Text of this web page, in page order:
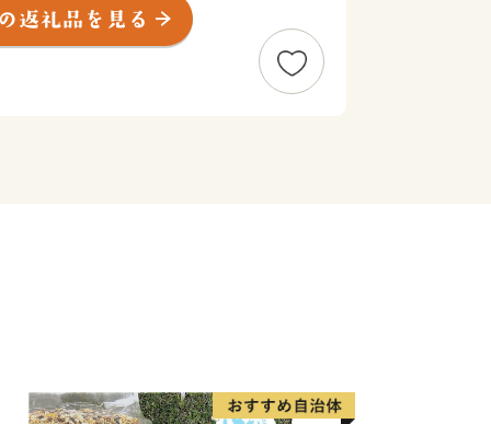
ます。
け継いだ美しい自然景観や歴史的遺産